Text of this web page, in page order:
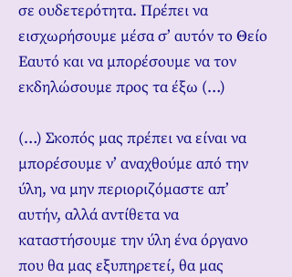
σε ουδετερότητα. Πρέπει να
εισχωρήσουμε μέσα σ’ αυτόν το Θείο
Εαυτό και να μπορέσουμε να τον
εκδηλώσουμε προς τα έξω (…)
(…) Σκοπός μας πρέπει να είναι να
μπορέσουμε ν’ αναχθούμε από την
ύλη, να μην περιοριζόμαστε απ’
αυτήν, αλλά αντίθετα να
καταστήσουμε την ύλη ένα όργανο
που θα μας εξυπηρετεί, θα μας